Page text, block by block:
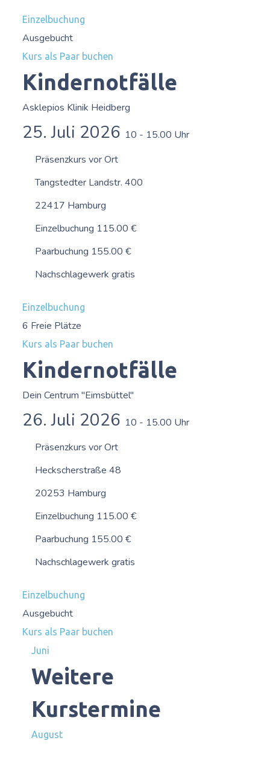
Einzelbuchung
Ausgebucht
Kurs als Paar buchen
Kindernotfälle
Asklepios Klinik Heidberg
25. Juli 2026 10 - 15.00 Uhr
Präsenzkurs vor Ort
Tangstedter Landstr. 400
22417 Hamburg
Einzelbuchung 115.00 €
Paarbuchung 155.00 €
Nachschlagewerk gratis
Einzelbuchung
6 Freie Plätze
Kurs als Paar buchen
Kindernotfälle
Dein Centrum "Eimsbüttel"
26. Juli 2026 10 - 15.00 Uhr
Präsenzkurs vor Ort
Heckscherstraße 48
20253 Hamburg
Einzelbuchung 115.00 €
Paarbuchung 155.00 €
Nachschlagewerk gratis
Einzelbuchung
Ausgebucht
Kurs als Paar buchen
Juni
Weitere
Kurstermine
August